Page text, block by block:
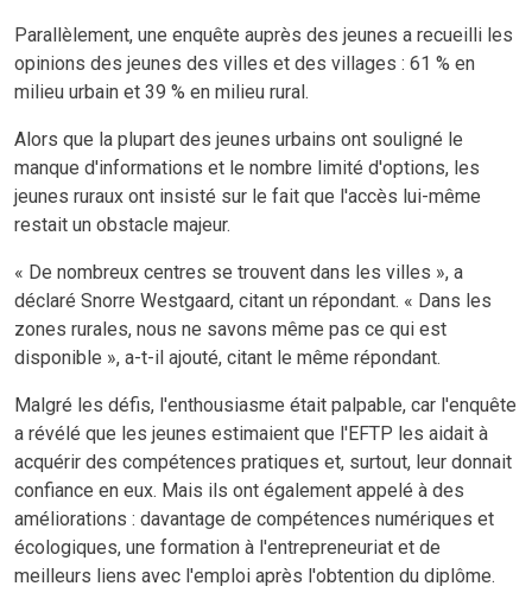
Parallèlement, une enquête auprès des jeunes a recueilli les
opinions des jeunes des villes et des villages : 61 % en
milieu urbain et 39 % en milieu rural.
Alors que la plupart des jeunes urbains ont souligné le
manque d'informations et le nombre limité d'options, les
jeunes ruraux ont insisté sur le fait que l'accès lui-même
restait un obstacle majeur.
« De nombreux centres se trouvent dans les villes », a
déclaré Snorre Westgaard, citant un répondant. « Dans les
zones rurales, nous ne savons même pas ce qui est
disponible », a-t-il ajouté, citant le même répondant.
Malgré les défis, l'enthousiasme était palpable, car l'enquête
a révélé que les jeunes estimaient que l'EFTP les aidait à
acquérir des compétences pratiques et, surtout, leur donnait
confiance en eux. Mais ils ont également appelé à des
améliorations : davantage de compétences numériques et
écologiques, une formation à l'entrepreneuriat et de
meilleurs liens avec l'emploi après l'obtention du diplôme.